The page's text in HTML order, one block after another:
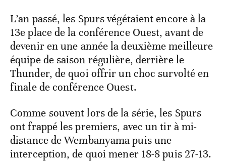
L’an passé, les Spurs végétaient encore à la
13e place de la conférence Ouest, avant de
devenir en une année la deuxième meilleure
équipe de saison régulière, derrière le
Thunder, de quoi offrir un choc survolté en
finale de conférence Ouest.
Comme souvent lors de la série, les Spurs
ont frappé les premiers, avec un tir à mi-
distance de Wembanyama puis une
interception, de quoi mener 18-8 puis 27-13.